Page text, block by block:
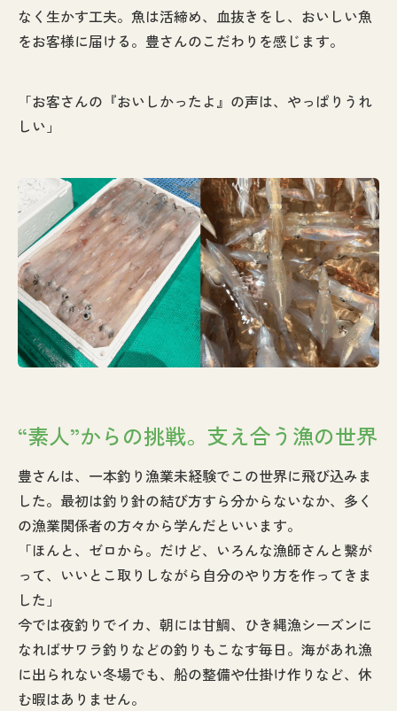
なく生かす工夫。魚は活締め、血抜きをし、おいしい魚
をお客様に届ける。豊さんのこだわりを感じます。
「お客さんの『おいしかったよ』の声は、やっぱりうれ
しい」
“素人”からの挑戦。支え合う漁の世界
豊さんは、一本釣り漁業未経験でこの世界に飛び込みま
した。最初は釣り針の結び方すら分からないなか、多く
の漁業関係者の方々から学んだといいます。
「ほんと、ゼロから。だけど、いろんな漁師さんと繋が
って、いいとこ取りしながら自分のやり方を作ってきま
した」
今では夜釣りでイカ、朝には甘鯛、ひき縄漁シーズンに
なればサワラ釣りなどの釣りもこなす毎日。海があれ漁
に出られない冬場でも、船の整備や仕掛け作りなど、休
む暇はありません。